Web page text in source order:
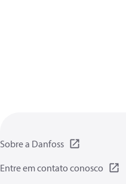
Sobre a Danfoss
Entre em contato conosco